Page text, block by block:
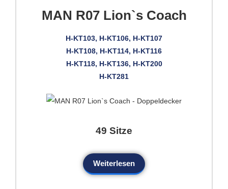
MAN R07 Lion`s Coach
H-KT103, H-KT106, H-KT107
H-KT108, H-KT114, H-KT116
H-KT118, H-KT136, H-KT200
H-KT281
49 Sitze
Weiterlesen